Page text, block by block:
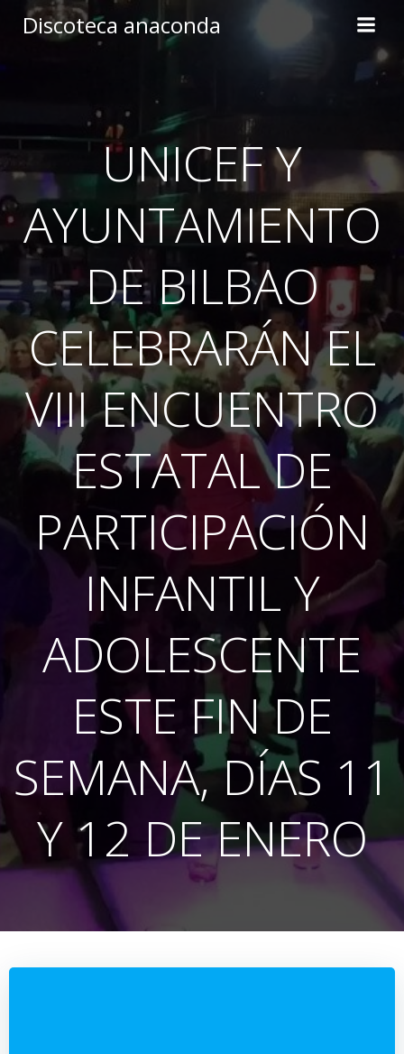
to
Discoteca anaconda
UNICEF Y
AYUNTAMIENTO
DE BILBAO
CELEBRARÁN EL
VIII ENCUENTRO
ESTATAL DE
PARTICIPACIÓN
INFANTIL Y
ADOLESCENTE
ESTE FIN DE
SEMANA, DÍAS 11
Y 12 DE ENERO